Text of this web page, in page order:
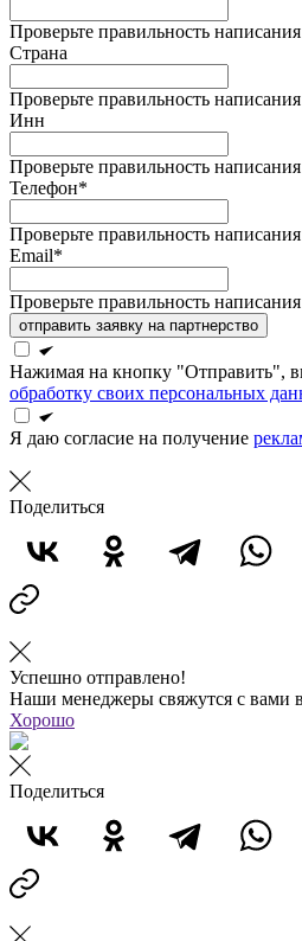
Проверьте правильность написания
Страна
Проверьте правильность написания
Инн
Проверьте правильность написания
Телефон*
Проверьте правильность написания
Email*
Проверьте правильность написания
отправить заявку на партнерство
Нажимая на кнопку "Отправить",
обработку своих персональных
Я даю согласие на получение
Поделиться
Успешно отправлено!
Наши менеджеры свяжутся с вами
Хорошо
Поделиться